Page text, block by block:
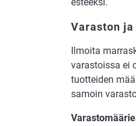
esteeksi.
Varaston
Ilmoita
varastoissa ei
tuotteiden
samoin